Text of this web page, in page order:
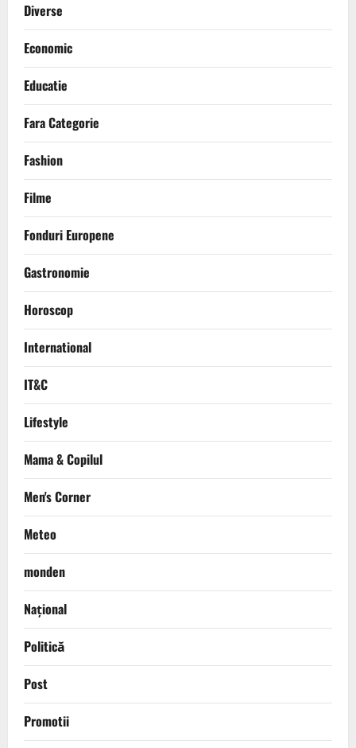
Diverse
Economic
Educatie
Fara Categorie
Fashion
Filme
Fonduri Europene
Gastronomie
Horoscop
International
IT&C
Lifestyle
Mama & Copilul
Men's Corner
Meteo
monden
Național
Politică
Post
Promotii